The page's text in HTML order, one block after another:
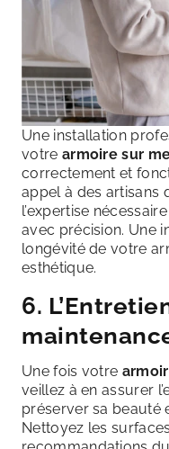
Une installation
votre armoire sur
correctement et
appel à des artisans
l’expertise
avec précision. Une
longévité de votre
esthétique.
6.
Une fois votre
veillez à en assurer
préserver sa beauté
Nettoyez les